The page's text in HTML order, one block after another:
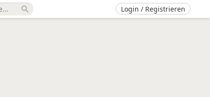
search Login / Registrieren